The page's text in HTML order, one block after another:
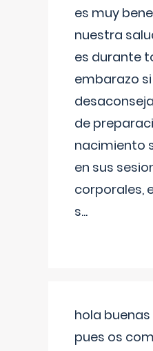
es muy
nuestra
es durante
embarazo
de
nacimiento
en sus
corporales,
s...
hola buenas
pues os